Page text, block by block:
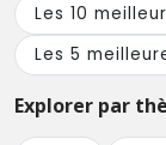
Les 10
Les 5
Explorer par